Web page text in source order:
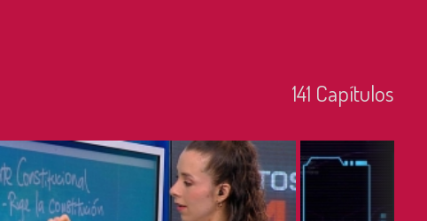
141 Capí­tulos